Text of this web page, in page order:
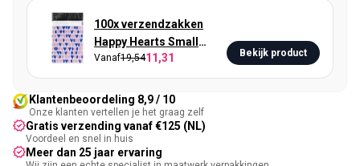
100x verzendzakken
Happy Hearts Small
Retoursluiting
Vanaf19,5411,31 Bekijk product
Klantenbeoordeling 8,9 / 10
Onze klanten vertellen je het graag zelf
Gratis verzending vanaf €125 (NL)
Voordeel en snel in huis
Meer dan 25 jaar ervaring